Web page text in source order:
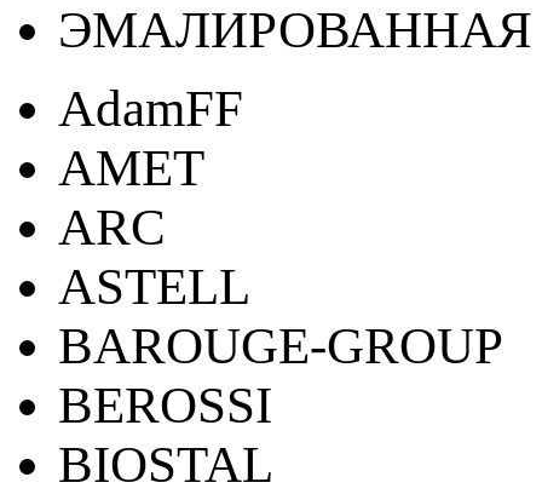
ЭМАЛИРОВАННАЯ
AdamFF
AMET
ARC
ASTELL
BAROUGE-GROUP
BEROSSI
BIOSTAL